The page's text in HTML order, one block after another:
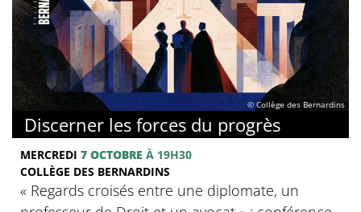
© Collège des Bernardins
Discerner les forces du progrès
MERCREDI 7 OCTOBRE À 19H30
COLLÈGE DES BERNARDINS
‍« Regards croisés entre une diplomate, un